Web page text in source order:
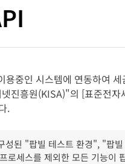
중인 시스템에 연동하여
진흥원(KISA)"의 [표준전
.
성된 "팝빌 테스트 환경", "
로세스를 제외한 모든 기능